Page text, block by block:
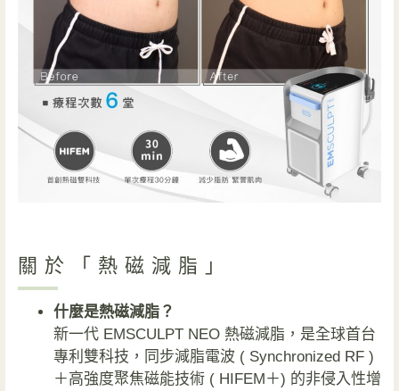
關於「熱磁減脂」
什麼是熱磁減脂？
新一代 EMSCULPT NEO 熱磁減脂，是全球首台
專利雙科技，同步減脂電波 ( Synchronized RF )
＋高強度聚焦磁能技術 ( HIFEM＋) 的非侵入性增